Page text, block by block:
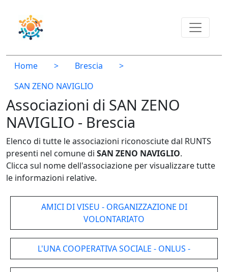
Home > Brescia
>
SAN ZENO NAVIGLIO
Associazioni di SAN ZENO
NAVIGLIO - Brescia
Elenco di tutte le associazioni riconosciute dal RUNTS
presenti nel comune di SAN ZENO NAVIGLIO.
Clicca sul nome dell'associazione per visualizzare tutte
le informazioni relative.
AMICI DI VISEU - ORGANIZZAZIONE DI
VOLONTARIATO
L'UNA COOPERATIVA SOCIALE - ONLUS -